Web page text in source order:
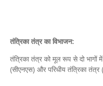
तंत्रिका तंत्र का विभाजन:
तंत्रिका तंत्र को मूल रूप से दो भागों
(सीएनएस) और परिधीय तंत्रिका तंत्र